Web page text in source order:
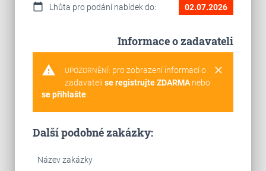
calendar_today Lhůta pro podání nabídek do: 02.07.2026
Informace o zadavateli
warning clear
UPOZORNĚNÍ: pro zobrazení informací o
zadavateli se registrujte ZDARMAnebo
se přihlašte.
Další podobné zakázky:
Název zakázky